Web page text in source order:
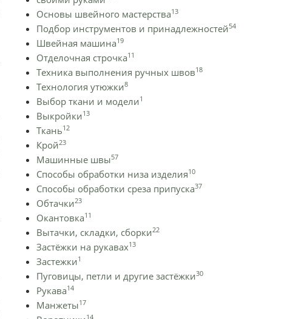
Основы швейного мастерства13
Подбор инструментов и принадлежностей54
Швейная машина19
Отделочная строчка11
Техника выполнения ручных швов18
Технология утюжки8
Выбор ткани и модели1
Выкройки13
Ткань12
Крой23
Машинные швы57
Способы обработки низа изделия10
Способы обработки среза припуска37
Обтачки23
Окантовка11
Вытачки, складки, сборки22
Застёжки на рукавах13
Застежки1
Пуговицы, петли и другие застёжки30
Рукава14
Манжеты17
14